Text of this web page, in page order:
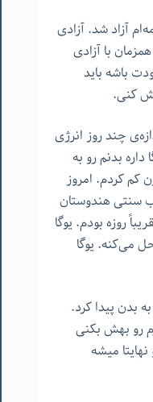
آزاد شد. آزادی
با آزادی
باشه باید
کنی.
چند روز انرژی
داره بدنم رو به
کم کردم. امروز
سنتی هندوستان
هم ٢۴ ساعت تقریباً روزه بودم. یوگا
می‌کنه. یوگا
بدن پیدا کرد.
رو بهش بکنی
میشه